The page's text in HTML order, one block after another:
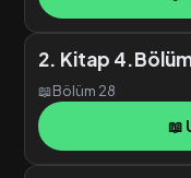
2. Kitap
📖Bölüm 28
📖